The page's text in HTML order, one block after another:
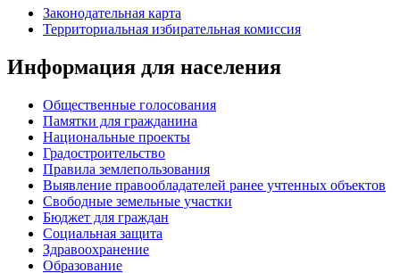
Законодательная карта
Территориальная избирательная комиссия
Информация для населения
Общественные голосования
Памятки для гражданина
Национальные проекты
Градостроительство
Правила землепользования
Выявление правообладателей ранее учтенных объектов
Свободные земельные участки
Бюджет для граждан
Социальная защита
Здравоохранение
Образование